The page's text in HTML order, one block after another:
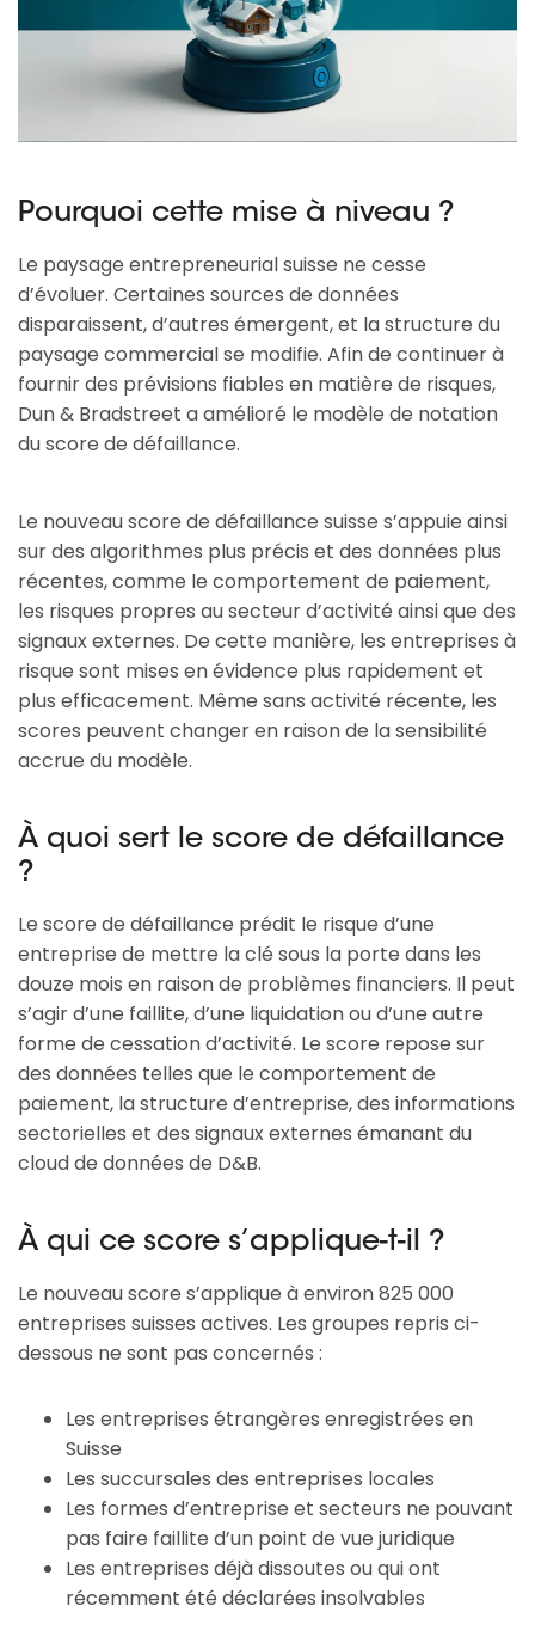
Pourquoi cette mise à niveau ?
Le paysage entrepreneurial suisse ne cesse
d’évoluer. Certaines sources de données
disparaissent, d’autres émergent, et la structure du
paysage commercial se modifie. Afin de continuer à
fournir des prévisions fiables en matière de risques,
Dun & Bradstreet a amélioré le modèle de notation
du score de défaillance.
Le nouveau score de défaillance suisse s’appuie ainsi
sur des algorithmes plus précis et des données plus
récentes, comme le comportement de paiement,
les risques propres au secteur d’activité ainsi que des
signaux externes. De cette manière, les entreprises à
risque sont mises en évidence plus rapidement et
plus efficacement. Même sans activité récente, les
scores peuvent changer en raison de la sensibilité
accrue du modèle.
À quoi sert le score de défaillance
?
Le score de défaillance prédit le risque d’une
entreprise de mettre la clé sous la porte dans les
douze mois en raison de problèmes financiers. Il peut
s’agir d’une faillite, d’une liquidation ou d’une autre
forme de cessation d’activité. Le score repose sur
des données telles que le comportement de
paiement, la structure d’entreprise, des informations
sectorielles et des signaux externes émanant du
cloud de données de D&B.
À qui ce score s’applique-t-il ?
Le nouveau score s’applique à environ 825 000
entreprises suisses actives. Les groupes repris ci-
dessous ne sont pas concernés :
Les entreprises étrangères enregistrées en
Suisse
Les succursales des entreprises locales
Les formes d’entreprise et secteurs ne pouvant
pas faire faillite d’un point de vue juridique
Les entreprises déjà dissoutes ou qui ont
récemment été déclarées insolvables